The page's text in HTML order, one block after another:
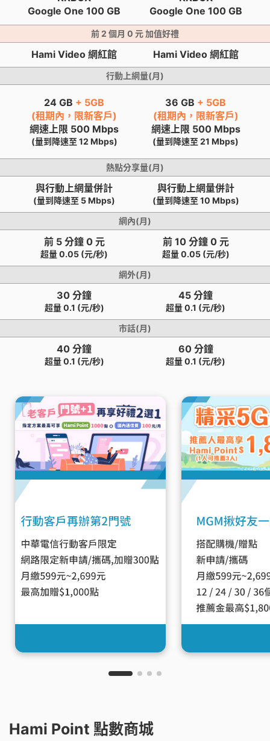
前 2 個月 0 元 加值好禮
行動上網量(月)
熱點分享量(月)
網內(月)
網外(月)
市話(月)
Google One 100 GB
Hami Video 網紅館
24 GB + 5GB
(租期內，限新客戶)
網速上限 500 Mbps
(量到降速至 12 Mbps)
與行動上網量併計
(量到降速至 5 Mbps)
前 5 分鐘 0 元
超量 0.05 (元/秒)
30 分鐘
超量 0.1 (元/秒)
40 分鐘
超量 0.1 (元/秒)
Google One 100 GB
Hami Video 網紅館
36 GB + 5GB
(租期內，限新客戶)
網速上限 500 Mbps
(量到降速至 21 Mbps)
與行動上網量併計
(量到降速至 10 Mbps)
前 10 分鐘 0 元
超量 0.05 (元/秒)
45 分鐘
超量 0.1 (元/秒)
60 分鐘
超量 0.1 (元/秒)
Hami Point 點數商城